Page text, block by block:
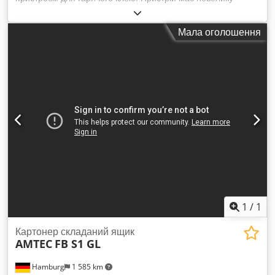
кількість напрацьованих годин. Особливо підходить для
продуктів, які можна подавати в коробку з боку. Dsdpfx
Мала оголошення
1 / 1
Hamburg 1 585 km
Картонер складаний ящик
AMTEC FB S1 GL